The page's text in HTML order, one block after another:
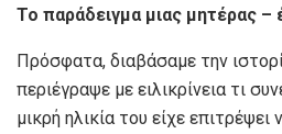
Το παράδειγμα μιας μητέρας –
Πρόσφατα, διαβάσαμε την
περιέγραψε με ειλικρίνεια τι
μικρή ηλικία του είχε